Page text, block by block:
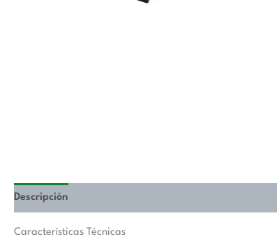
Descripción
Características Técnicas